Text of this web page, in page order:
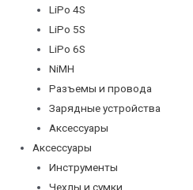
LiPo 4S
LiPo 5S
LiPo 6S
NiMH
Разъемы и провода
Зарядные устройства
Аксессуары
Аксессуары
Инструменты
Чехлы и сумки